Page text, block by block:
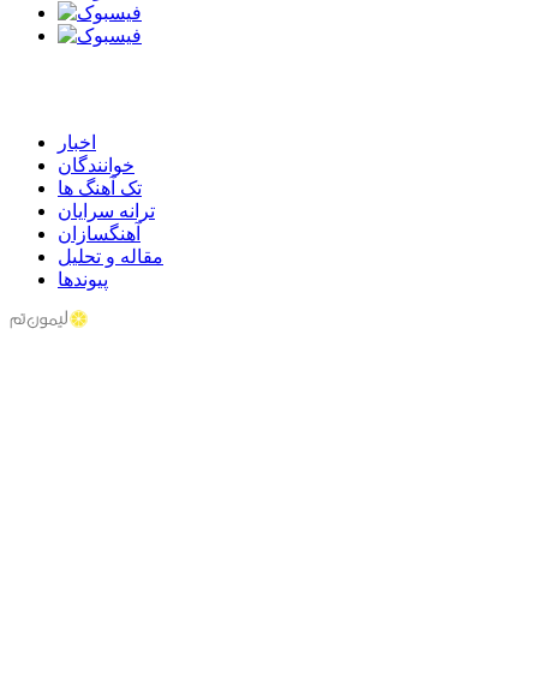
اخبار
خوانندگان
تک آهنگ ها
ترانه سرایان
آهنگسازان
مقاله و تحلیل
پیوندها